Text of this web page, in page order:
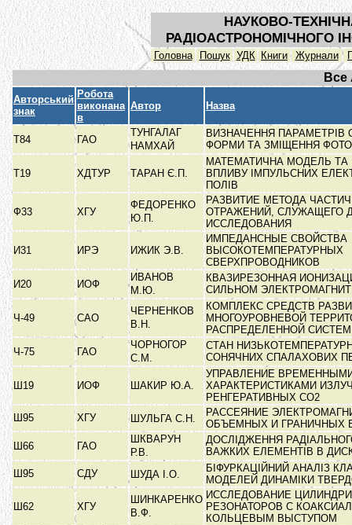
НАУКОВО-
РАДІОАСТРОНОМІЧНОГО
Головна Пошук УДК Книги Журнали
Все
Авторський
знак
Робота
виконана
в
Автор Назва
Т84 ГАО
ТУНГАЛАГ
НАМХАЙ
ВИЗНАЧЕННЯ ПАРАМЕТРІВ
ФОРМИ ТА ЗМІЩЕННЯ
Т19 ХДТУР ТАРАН Є.П.
МАТЕМАТИЧНА МОДЕЛЬ ТА
ВПЛИВУ ІМПУЛЬСНИХ
ПОЛІВ
Ф33 ХГУ
ФЕДОРЕНКО
Ю.П.
РАЗВИТИЕ МЕТОДА
ОТРАЖЕНИЙ, СЛУЖАЩЕГО
ИССЛЕДОВАНИЯ
И31 ИРЭ ИЖИК Э.В.
ИМПЕДАНСНЫЕ СВОЙСТВА
ВЫСОКОТЕМПЕРАТУРНЫХ
СВЕРХПРОВОДНИКОВ
И20
ИОФ
ИВАНОВ
М.Ю.
КВАЗИРЕЗОННАЯ
СИЛЬНОМ
Ч-49 САО
ЧЕРНЕНКОВ
В.Н.
КОМПЛЕКС СРЕДСТВ
МНОГОУРОВНЕВОЙ
РАСПРЕДЕЛЕННОЙ
Ч-75
ГАО
ЧОРНОГОР
С.М.
СТАН
СОНЯЧНИХ СПАЛАХОВИХ
Ш19 ИОФ ШАКИР Ю.А.
УПРАВЛЕНИЕ
ХАРАКТЕРИСТИКАМИ
РЕНГЕРАТИВНЫХ СО2
Ш95
ХГУ ШУЛЬГА С.Н.
РАССЕЯНИЕ
ОБЪЕМНЫХ И ГРАНИЧНЫХ
Ш66
ГАО
ШКВАРУН
Р.В.
ДОСЛІДЖЕННЯ
ВАЖКИХ ЕЛЕМЕНТІВ В
Ш95
СДУ ШУДА І.О.
БІФУРКАЦІЙНИЙ АНАЛІЗ
МОДЕЛЕЙ ДИНАМІКИ
Ш62 ХГУ
ШИНКАРЕНКО
В.Ф.
ИССЛЕДОВАНИЕ
РЕЗОНАТОРОВ С
КОЛЬЦЕВЫМ ВЫСТУПОМ